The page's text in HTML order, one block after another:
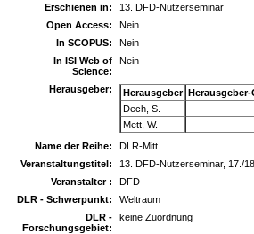
Erschienen in:
13. DFD-Nutzerseminar
Open Access:
Nein
In SCOPUS:
Nein
In ISI Web of
Science:
Nein
Herausgeber: Herausgeber Herausgeber-
Dech, S.
Mett, W.
Name der Reihe:
DLR-Mitt.
Veranstaltungstitel:
13. DFD-Nutzerseminar, 17./
Veranstalter :
DFD
DLR - Schwerpunkt:
Weltraum
DLR -
Forschungsgebiet:
keine Zuordnung